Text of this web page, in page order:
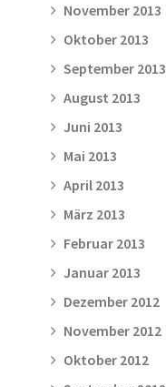
November 2013
Oktober 2013
September 2013
August 2013
Juni 2013
Mai 2013
April 2013
März 2013
Februar 2013
Januar 2013
Dezember 2012
November 2012
Oktober 2012